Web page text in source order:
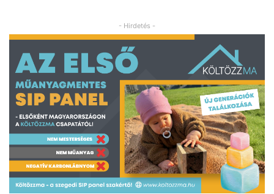
- Hirdetés -